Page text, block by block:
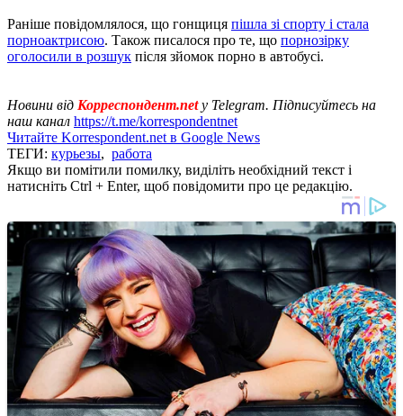
Раніше повідомлялося, що гонщиця пішла зі спорту і стала
порноактрисою. Також писалося про те, що порнозірку
оголосили в розшук після зйомок порно в автобусі.
Новини від Корреспондент.net у Telegram. Підписуйтесь на
наш канал https://t.me/korrespondentnet
Читайте Korrespondent.net в Google News
ТЕГИ: курьезы, работа
Якщо ви помітили помилку, виділіть необхідний текст і
натисніть Ctrl + Enter, щоб повідомити про це редакцію.